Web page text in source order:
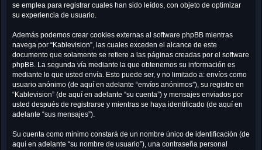
se emplea para registrar cuales han sido leídos, con objeto de optimizar
su experiencia de usuario.
Además podemos crear cookies externas al software phpBB mientras
navega por “Kablevision”, las cuales exceden el alcance de este
documento que solamente se refiere a las páginas creadas por el software
phpBB. La segunda vía mediante la que obtenemos su información es
mediante lo que usted envía. Esto puede ser, y no limitado a: envíos como
usuario anónimo (de aquí en adelante “envíos anónimos”), su registro en
“Kablevision” (de aquí en adelante “su cuenta”) y mensajes enviados por
usted después de registrarse y mientras se haya identificado (de aquí en
adelante “sus mensajes”).
Su cuenta como mínimo constará de un nombre único de identificación (de
aquí en adelante “su nombre de usuario”), una contraseña personal